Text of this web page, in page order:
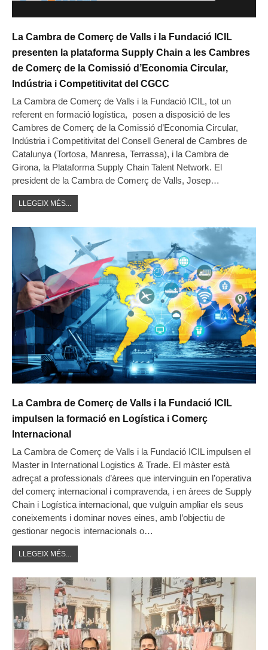
La Cambra de Comerç de Valls i la Fundació ICIL
presenten la plataforma Supply Chain a les Cambres
de Comerç de la Comissió d’Economia Circular,
Indústria i Competitivitat del CGCC
La Cambra de Comerç de Valls i la Fundació ICIL, tot un
referent en formació logística, posen a disposició de les
Cambres de Comerç de la Comissió d’Economia Circular,
Indústria i Competitivitat del Consell General de Cambres de
Catalunya (Tortosa, Manresa, Terrassa), i la Cambra de
Girona, la Plataforma Supply Chain Talent Network. El
president de la Cambra de Comerç de Valls, Josep…
LLEGEIX MÉS...
La Cambra de Comerç de Valls i la Fundació ICIL
impulsen la formació en Logística i Comerç
Internacional
La Cambra de Comerç de Valls i la Fundació ICIL impulsen el
Master in International Logistics & Trade. El màster està
adreçat a professionals d’àrees que intervinguin en l’operativa
del comerç internacional i compravenda, i en àrees de Supply
Chain i Logística internacional, que vulguin ampliar els seus
coneixements i dominar noves eines, amb l’objectiu de
gestionar negocis internacionals o…
LLEGEIX MÉS...